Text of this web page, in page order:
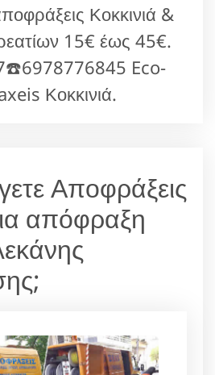
Κοκκινιά &
15€ έως 45€.
Eco-
Κοκκινιά.
Αποφράξεις
απόφραξη